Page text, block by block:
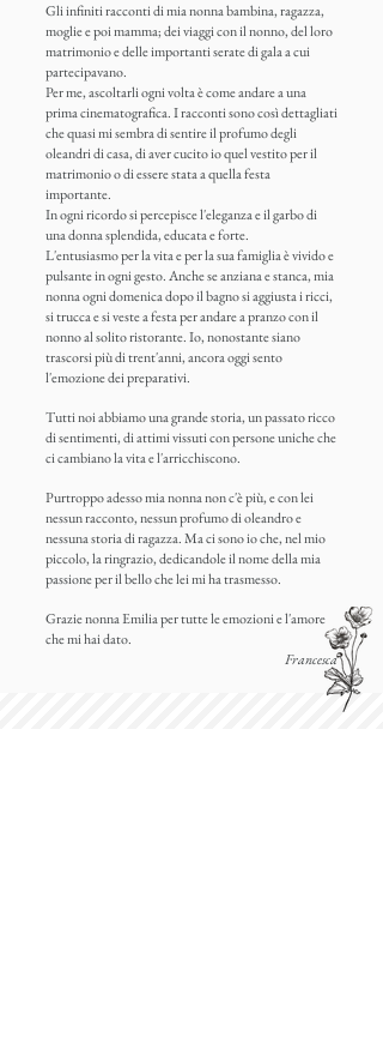
Gli infiniti racconti di mia nonna bambina, ragazza,
moglie e poi mamma; dei viaggi con il nonno, del loro
matrimonio e delle importanti serate di gala a cui
partecipavano.
Per me, ascoltarli ogni volta è come andare a una
prima cinematografica. I racconti sono così dettagliati
che quasi mi sembra di sentire il profumo degli
oleandri di casa, di aver cucito io quel vestito per il
matrimonio o di essere stata a quella festa
importante.
In ogni ricordo si percepisce l'eleganza e il garbo di
una donna splendida, educata e forte.
L'entusiasmo per la vita e per la sua famiglia è vivido e
pulsante in ogni gesto. Anche se anziana e stanca, mia
nonna ogni domenica dopo il bagno si aggiusta i ricci,
si trucca e si veste a festa per andare a pranzo con il
nonno al solito ristorante. Io, nonostante siano
trascorsi più di trent'anni, ancora oggi sento
l'emozione dei preparativi.
Tutti noi abbiamo una grande storia, un passato ricco
di sentimenti, di attimi vissuti con persone uniche che
ci cambiano la vita e l'arricchiscono.
Purtroppo adesso mia nonna non c'è più, e con lei
nessun racconto, nessun profumo di oleandro e
nessuna storia di ragazza. Ma ci sono io che, nel mio
piccolo, la ringrazio, dedicandole il nome della mia
passione per il bello che lei mi ha trasmesso.
Grazie nonna Emilia per tutte le emozioni e l'amore
che mi hai dato.
Francesca